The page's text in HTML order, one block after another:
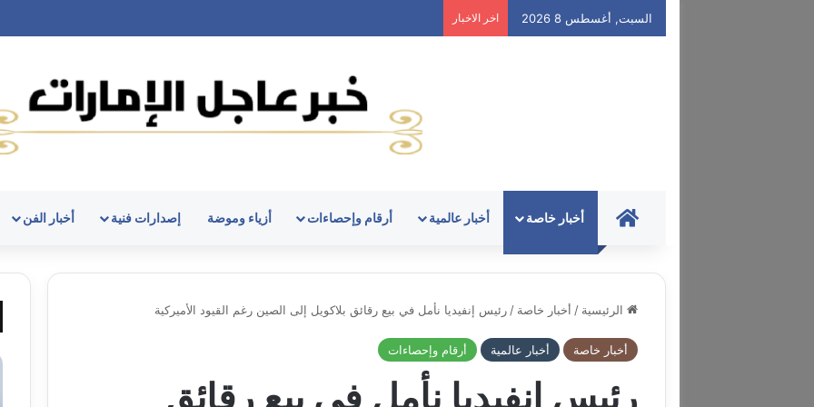
السبت, أغسطس 8 2026 اخر الاخبار
HOMEأخبار خاصة أخبار عالمية أرقام وإحصاءات أزياء وموضة إصدارات فنية أخبار الفن
الرئيسية / أخبار خاصة / رئيس إنفيديا نأمل في بيع رقائق بلاكويل إلى الصين رغم القيود الأميركية
أخبار خاصة أخبار عالمية أرقام وإحصاءات
رئيس إنفيديا نأمل في بيع رقائق